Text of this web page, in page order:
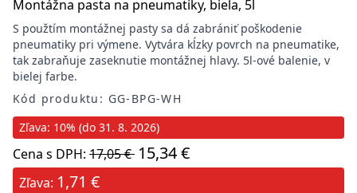
Montážna pasta na pneumatiky, biela, 5l
S použtím montážnej pasty sa dá zabrániť poškodenie
pneumatiky pri výmene. Vytvára kĺzky povrch na pneumatike,
tak zabraňuje zaseknutie montážnej hlavy. 5l-ové balenie, v
bielej farbe.
Kód produktu: GG-BPG-WH
Zľava: 10% (do 31. 8. 2026)
Cena s DPH: 17,05 € 15,34 €
Zľava: 1,71 €